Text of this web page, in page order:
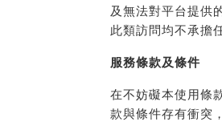
及無法對平台提供
此類訪問均不承擔
服務條款及條件
在不妨礙本使用條
款與條件存有衝突